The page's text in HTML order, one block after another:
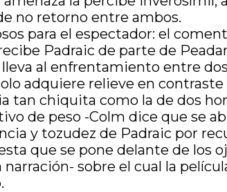
no retorno entre ambos.
para el espectador: el
Padraic de parte de
al enfrentamiento entre
adquiere relieve en
tan chiquita como la de dos
de peso -Colm dice que se
y tozudez de Padraic por
que se pone delante de los
sobre el cual la